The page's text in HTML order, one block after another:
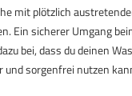
mit plötzlich
Ein sicherer Umgang
bei, dass du deinen
und sorgenfrei nutzen